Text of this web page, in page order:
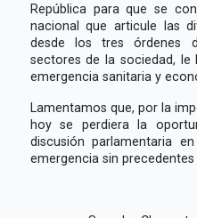
República para que se
nacional que articule las
desde los tres órdenes
sectores de la sociedad,
emergencia sanitaria y
Lamentamos que, por la
hoy se perdiera la
discusión parlamentaria
emergencia sin precedentes